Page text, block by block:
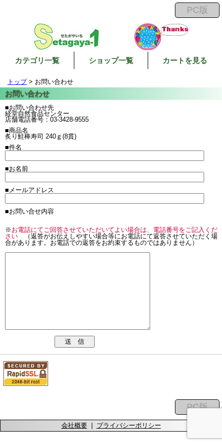
カテゴリ一覧 ショップ一覧 カートを見る
トップ> お問い合わせ
■お問い合わせ先
経堂自然食品センター
店舗電話番号：03-3428-9555
■商品名
炙り鮭棒寿司 240ｇ(8貫)
■件名
■お名前
■メールアドレス
■お問い合せ内容
※ お電話にてご回答させていただいてよい場合は、電話番号をご記入くだ
さい （返答がお伝えしやすい場合等にお電話にて返答させていただく場
合があります。お電話での返答をお約束するものではありません）
送 信
会社概要| プライバシーポリシー